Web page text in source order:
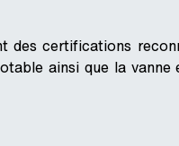
des certifications
ainsi que la vanne